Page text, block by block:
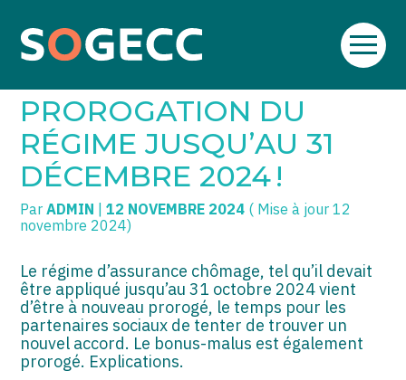
Aller
SOGECC – Coignières
SOGECC – Noisy
SOGECC – République
SOGECC – Turbigo
TPE/PME
COMMERÇANTS
GROUPE
SCI / LMNP
PROFESSIONS LIBÉRALES
PARTICULIERS
EXPATRIÉ NON RÉSIDANT
IMPATRIÉ / EXPATRIÉ
Créer et reprendre une activité
Gérer votre quotidien
Piloter votre entreprise
Développer votre entreprise
Construire votre patrimoine
électronique
ASSURANCE CHÔMAGE :
PROROGATION DU
RÉGIME JUSQU’AU 31
DÉCEMBRE 2024 !
ParADMIN |12 NOVEMBRE 2024 ( Mise à jour 12
novembre 2024)
Le régime d’assurance chômage, tel qu’il devait
être appliqué jusqu’au 31 octobre 2024 vient
d’être à nouveau prorogé, le temps pour les
partenaires sociaux de tenter de trouver un
nouvel accord. Le bonus-malus est également
prorogé. Explications.